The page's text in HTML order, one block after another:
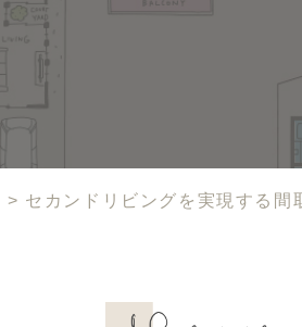
> セカンドリビングを実現する間